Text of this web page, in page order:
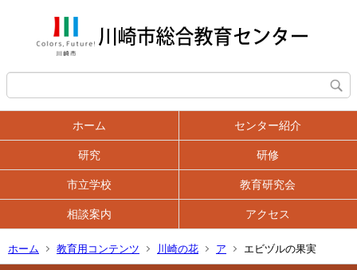
ホーム センター紹介
研究 研修
市立学校 教育研究会
相談案内 アクセス
ホーム 教育用コンテンツ 川崎の花 ア エビヅルの果実